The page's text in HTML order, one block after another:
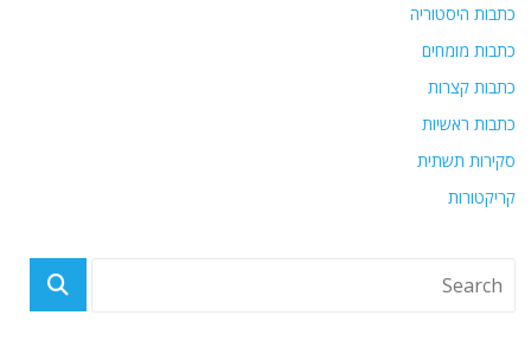
כתבות היסטוריה
כתבות מומחים
כתבות קצרות
כתבות ראשיות
סקירות תשתית
קריקטורות